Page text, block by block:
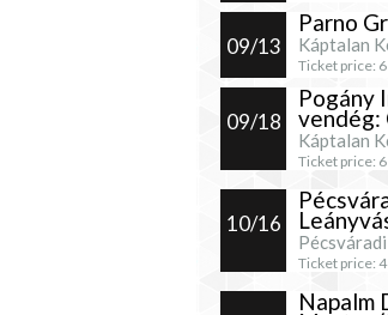
09/13
Parno
Káptalan
Ticket price:
09/18
Pogány
vendég:
Káptalan
Ticket price:
10/16
Ticket price:
Napalm